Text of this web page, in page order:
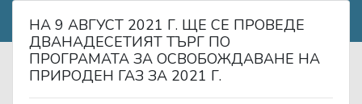
НА 9 АВГУСТ 2021 Г. ЩЕ СЕ ПРОВЕДЕ
ДВАНАДЕСЕТИЯТ ТЪРГ ПО
ПРОГРАМАТА ЗА ОСВОБОЖДАВАНЕ НА
ПРИРОДЕН ГАЗ ЗА 2021 Г.